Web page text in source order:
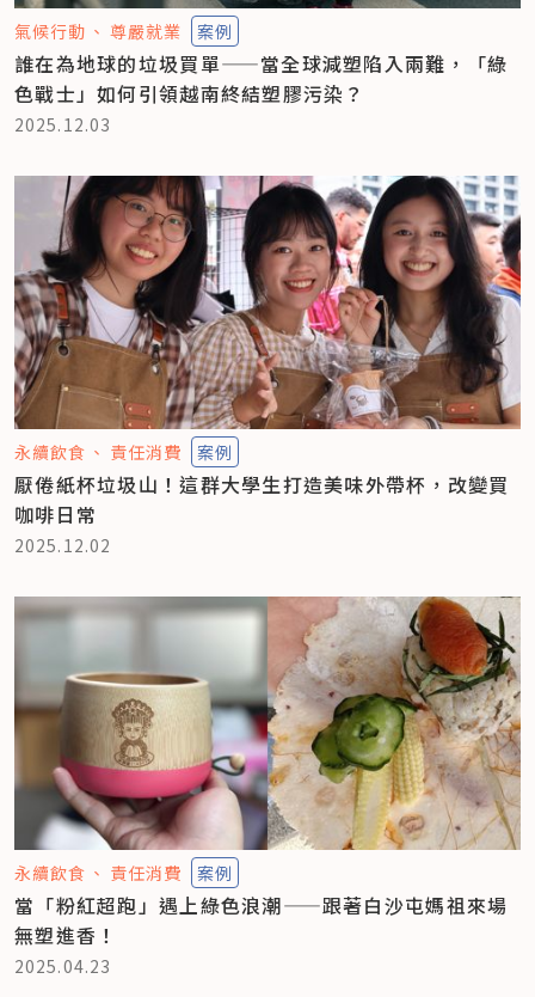
氣候行動 尊嚴就業 案例
誰在為地球的垃圾買單——當全球減塑陷入兩難，「綠
色戰士」如何引領越南終結塑膠污染？
2025.12.03
永續飲食 責任消費 案例
厭倦紙杯垃圾山！這群大學生打造美味外帶杯，改變買
咖啡日常
2025.12.02
永續飲食 責任消費 案例
當「粉紅超跑」遇上綠色浪潮——跟著白沙屯媽祖來場
無塑進香！
2025.04.23